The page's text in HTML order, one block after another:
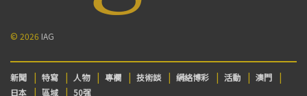
© 2026 IAG
新聞 特寫 人物 專欄 技術談 網絡博彩 活動
澳門
日本
區域 50强